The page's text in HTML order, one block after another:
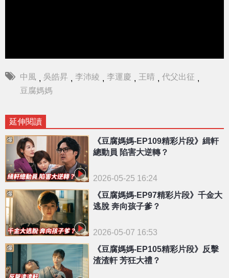
中風 吳皓昇 李沛綾 李運慶 王晴 代父出征
豆腐媽媽
延伸閱讀
《豆腐媽媽-EP109精彩片段》緝軒
總動員 陷害大逆轉？
2026-05-25 16:24
《豆腐媽媽-EP97精彩片段》千金大
逃脫 奔向孩子爹？
2026-05-07 16:53
《豆腐媽媽-EP105精彩片段》反擊
渣渣軒 芳狂大禮？